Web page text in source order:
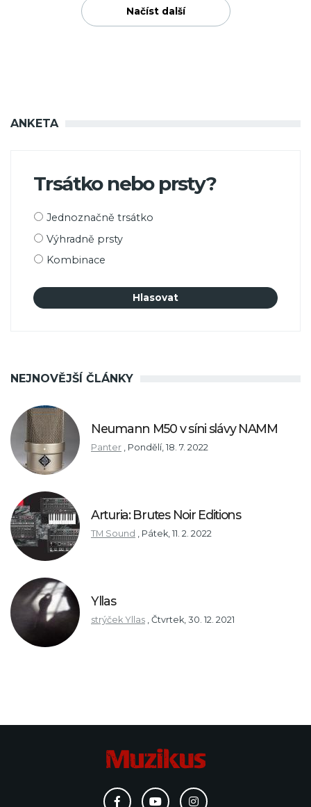
Načíst další
ANKETA
Trsátko nebo prsty?
Možnosti
Jednoznačně trsátko
Výhradně prsty
Kombinace
NEJNOVĚJŠÍ ČLÁNKY
Neumann M50 v síni slávy NAMM
Panter , Pondělí, 18. 7. 2022
Arturia: Brutes Noir Editions
TM Sound , Pátek, 11. 2. 2022
Yllas
strýček Yllas , Čtvrtek, 30. 12. 2021